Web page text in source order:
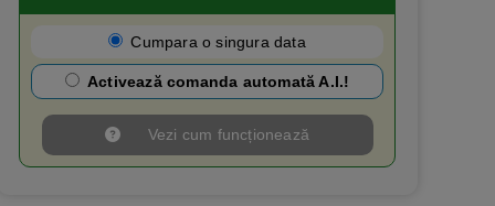
Cumpara o singura data
Activează comanda automată A.I.!
Vezi cum funcționează